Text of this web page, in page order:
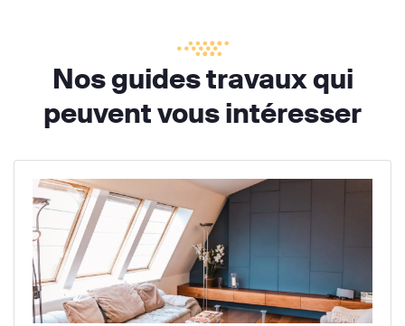
Nos guides travaux qui
peuvent vous intéresser